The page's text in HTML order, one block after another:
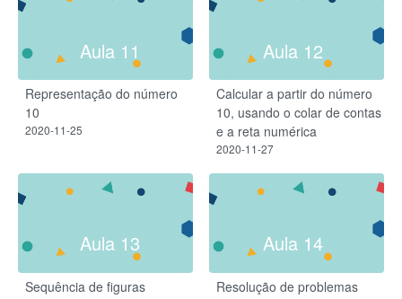
Aula 11
Representação do número
10
2020-11-25
Aula 12
Calcular a partir do número
10, usando o colar de contas
e a reta numérica
2020-11-27
Aula 13
Sequência de figuras
Aula 14
Resolução de problemas